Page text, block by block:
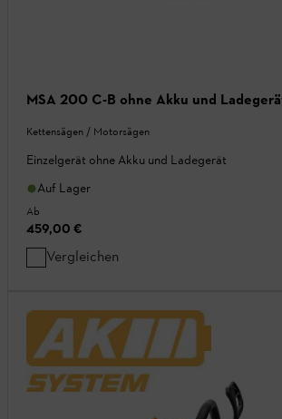
MSA 200 C-B ohne Akku und
Kettensägen / Motorsägen
Einzelgerät ohne Akku und Ladegerät
Auf Lager
Ab
459,00 €
Vergleichen